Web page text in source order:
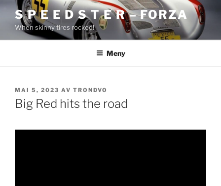
Gå
innhold
S P E E D S T E R – FORZA
When skinny tires rocked!
Meny
PUBLISERT
MAI 5, 2023 AV TRONDVO
Big Red hits the road